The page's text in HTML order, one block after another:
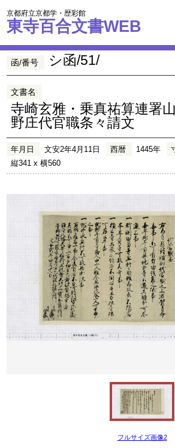
京都府立京都学・歴彩館
東寺百合文書WEB
函/番号 シ函/51/
文書名
寺崎玄雅・乗真祐算連署
野庄代官職条々請文
年月日 文安2年4月11日 西暦 1445年
縦341 x 横560
フルサイズ画像2